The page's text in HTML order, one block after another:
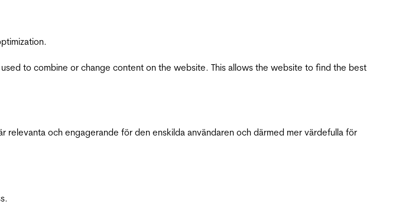
to combine or change content on the website. This allows the website to find the best
och engagerande för den enskilda användaren och därmed mer värdefulla för